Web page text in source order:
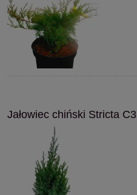
Jałowiec chiński Stricta C3